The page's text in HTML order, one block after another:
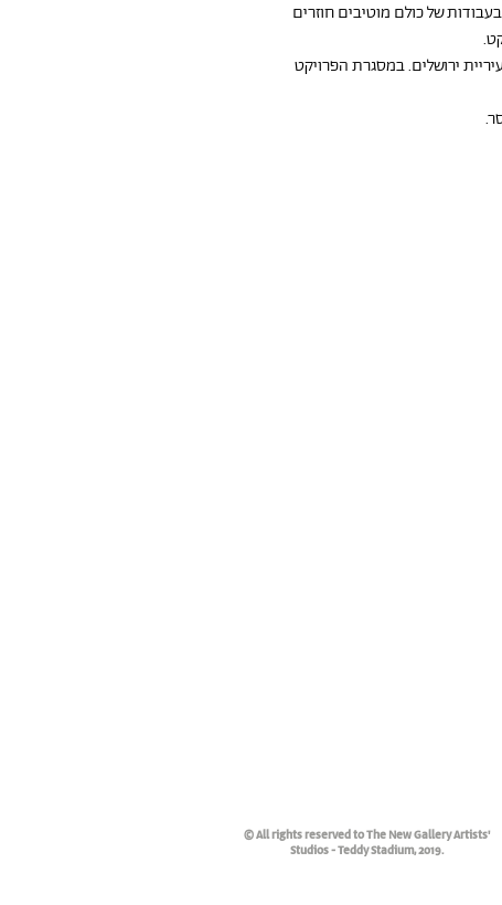
של כולם מוטיבים חוזרים
ירושלים. במסגרת הפרויקט
© All rights reserved to The New Gallery Artists'
Studios - Teddy Stadium, 2019.